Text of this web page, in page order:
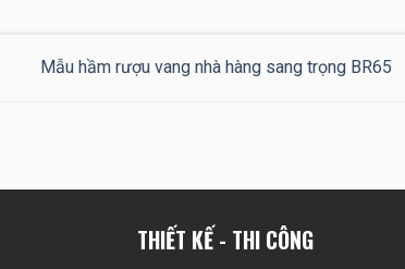
Mẫu hầm rượu vang nhà hàng sang trọng BR65
THIẾT KẾ - THI CÔNG